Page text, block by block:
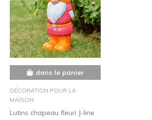
dans le panier
DÉCORATION POUR LA
MAISON
Lutins chapeau fleuri J-line